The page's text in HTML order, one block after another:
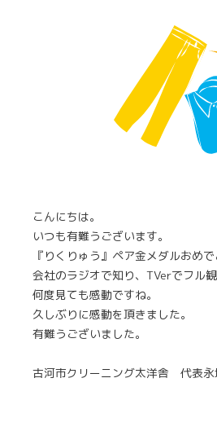
こんにちは。
いつも有難うございます。
『りくりゅう』ペア金メダルおめで
会社のラジオで知り、TVerでフル観
何度見ても感動ですね。
久しぶりに感動を頂きました。
有難うございました。
古河市クリーニング太洋舎 代表永